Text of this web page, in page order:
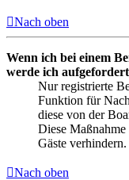
Nach oben
Wenn ich bei einem
werde ich
Nur registrierte
Funktion für
diese von der
Diese Maßnahme
Gäste verhindern.
Nach oben